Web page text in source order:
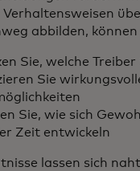
abbilden, können
Sie, welche Treiber
Sie
Sie, wie sich
Zeit entwickeln
lassen sich